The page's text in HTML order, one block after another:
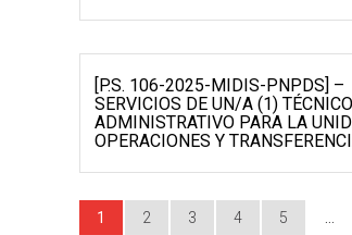
[P.S. 106-2025-MIDIS-PNPDS] –
SERVICIOS DE UN/A (1) TÉCNICO
ADMINISTRATIVO PARA LA
OPERACIONES Y
1 2 3 4 5